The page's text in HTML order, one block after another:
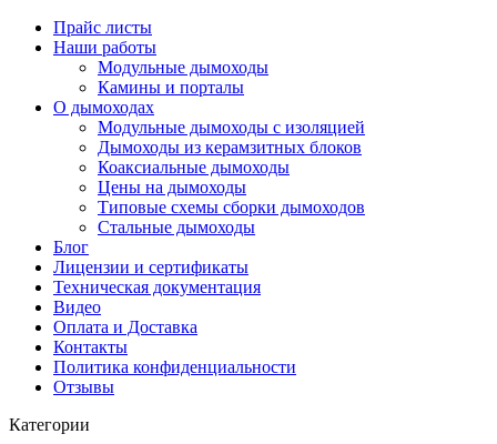
Прайс листы
Наши работы
Модульные дымоходы
Камины и порталы
О дымоходах
Модульные дымоходы с изоляцией
Дымоходы из керамзитных блоков
Коаксиальные дымоходы
Цены на дымоходы
Типовые схемы сборки дымоходов
Стальные дымоходы
Блог
Лицензии и сертификаты
Техническая документация
Видео
Оплата и Доставка
Контакты
Политика конфиденциальности
Отзывы
Категории